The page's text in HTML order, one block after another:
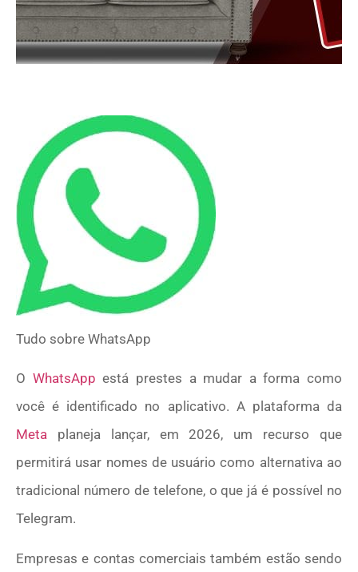
Tudo sobre WhatsApp
O WhatsApp está prestes a mudar a forma como
você é identificado no aplicativo. A plataforma da
Meta planeja lançar, em 2026, um recurso que
permitirá usar nomes de usuário como alternativa ao
tradicional número de telefone, o que já é possível no
Telegram.
Empresas e contas comerciais também estão sendo